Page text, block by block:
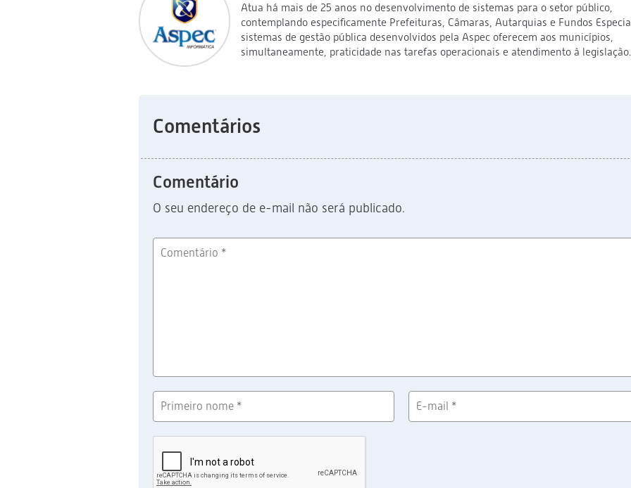
Atua há mais de 25 anos no desenvolvimento de sistemas para o setor público,
contemplando especificamente Prefeituras, Câmaras, Autarquias e Fundos
sistemas de gestão pública desenvolvidos pela Aspec oferecem aos municípios,
simultaneamente, praticidade nas tarefas operacionais e atendimento à legislação.
Comentários
Comentário
O seu endereço de e-mail não será publicado.